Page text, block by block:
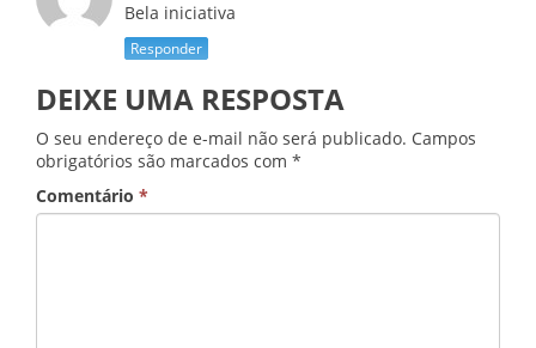
Bela iniciativa
Responder
DEIXE UMA RESPOSTA
O seu endereço de e-mail não será publicado. Campos
obrigatórios são marcados com *
Comentário *